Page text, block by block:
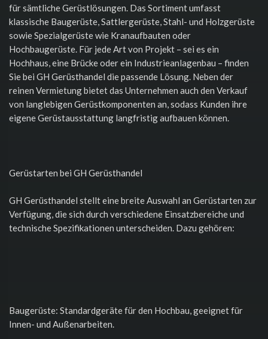
für sämtliche Gerüstlösungen. Das Sortiment umfasst
klassische Baugerüste, Sattlergerüste, Stahl- und Holzgerüste
sowie Spezialgerüste wie Kranaufbauten oder
Hochbaugerüste. Für jede Art von Projekt – sei es ein
Hochhaus, eine Brücke oder ein Industrieanlagenbau – finden
Sie bei GH Gerüsthandel die passende Lösung. Neben der
reinen Vermietung bietet das Unternehmen auch den Verkauf
von langlebigen Gerüstkomponenten an, sodass Kunden ihre
eigene Gerüstausstattung langfristig aufbauen können.
Gerüstarten bei GH Gerüsthandel
GH Gerüsthandel stellt eine breite Auswahl an Gerüstarten zur
Verfügung, die sich durch verschiedene Einsatzbereiche und
technische Spezifikationen unterscheiden. Dazu gehören:
Baugerüste: Standardgeräte für den Hochbau, geeignet für
Innen- und Außenarbeiten.